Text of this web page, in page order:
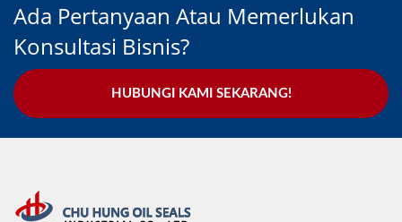
Ada Pertanyaan Atau Memerlukan
Konsultasi Bisnis?
HUBUNGI KAMI SEKARANG!